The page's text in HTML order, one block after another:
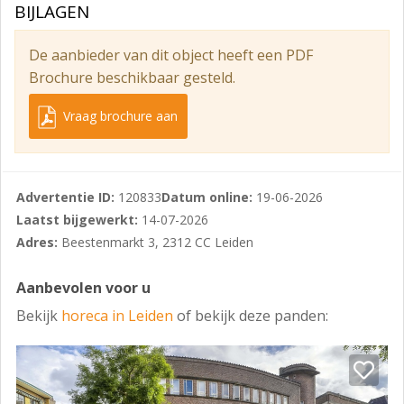
In overleg.
Bestemming/gebruik
Volgens verkregen informatie is de vigerende
bestemming ter plaatse ‘Gemengd 2’ met
functieaanduiding ‘Horeca van categorie 6’, zie bijlage.
Horeca inrichting waar:
- hoofdzakelijk gelegenheid tot tijdelijk slaapverblijf
eventueel in combinatie daarmee maaltijden, dranken
en/of kleine etenswaren worden verstrekt.
Voorbeelden: hotels, motels en pensions
Voor meer informatie, exacte gebruiksmogelijkheden
en het verkrijgen van goedkeuring op het
BIJLAGEN
De aanbieder van dit object heeft een PDF
Brochure beschikbaar gesteld.
Vraag brochure aan
Advertentie ID: 120833Datum online: 19-06-2026
Laatst bijgewerkt: 14-07-2026
Adres: Beestenmarkt 3, 2312 CC Leiden
Aanbevolen voor u
Bekijk horeca in Leiden of bekijk deze panden: